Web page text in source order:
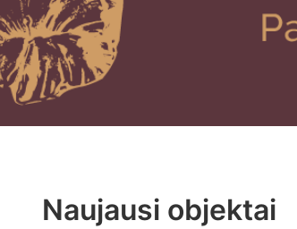
Naujausi objektai